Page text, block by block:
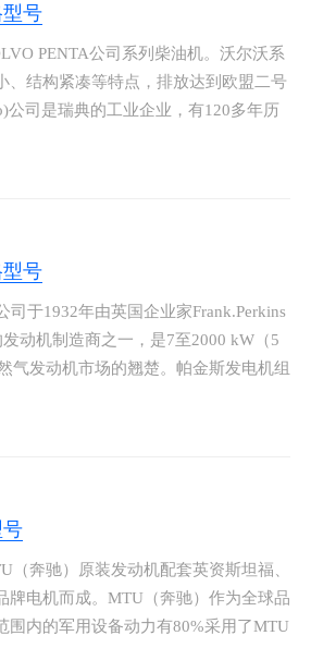
号
PENTA公司系列柴油机。沃尔沃系
、结构紧凑等特点，排放达到欧盟二号
公司是瑞典的工业企业，有120多年历
号
于1932年由英国企业家Frank.Perkins
动机制造商之一，是7至2000 kW（5
气发动机市场的翘楚。帕金斯发电机组
奔驰）原装发动机配套英资斯坦福、
牌电机而成。MTU（奔驰）作为全球品
围内的军用设备动力有80%采用了MTU